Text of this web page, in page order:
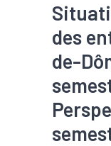
des
de-